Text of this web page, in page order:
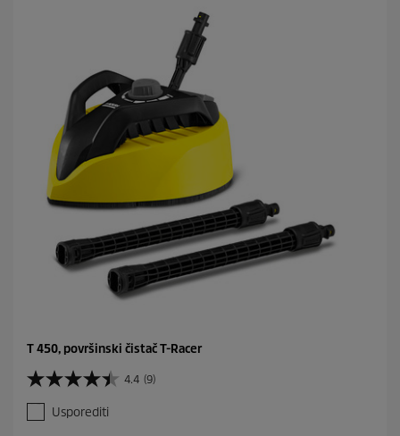
T 450, površinski čistač T-Racer
4.4 (9)
4
.
4
Usporediti